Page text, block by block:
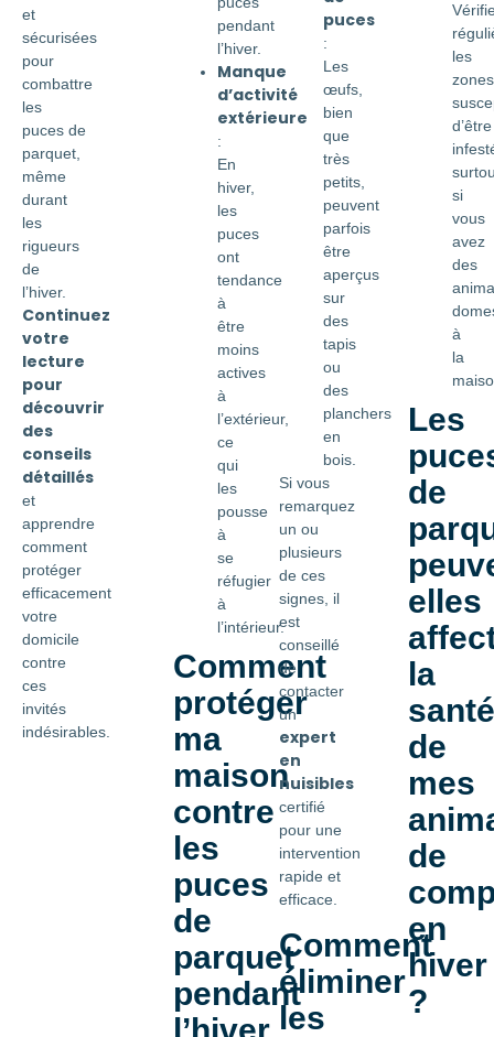
et
sécurisées
pour
combattre
les
puces de
parquet,
même
durant
les
rigueurs
de
l’hiver.
Continuez
votre
lecture
pour
découvrir
des
conseils
détaillés
et
apprendre
comment
protéger
efficacement
votre
domicile
contre
ces
invités
indésirables.
pendant
l’hiver.
Manque
d’activité
extérieure
:
En
hiver,
les
puces
ont
tendance
à
être
moins
actives
à
l’extérieur,
ce
qui
les
pousse
à
se
réfugier
à
l’intérieur.
Comment
protéger
ma
maison
contre
les
puces
de
parquet
pendant
l’hiver
puces
:
Les
œufs,
bien
que
très
petits,
peuvent
parfois
être
aperçus
sur
des
tapis
ou
des
planchers
en
bois.
Si vous
remarquez
un ou
plusieurs
de ces
signes, il
est
conseillé
de
contacter
un
expert
en
nuisibles
certifié
pour une
intervention
rapide et
efficace.
Comment
éliminer
les
les
zones
d’être
si
vous
avez
des
à
la
Les
de
elles
la
santé
de
mes
de
en
hiver
?